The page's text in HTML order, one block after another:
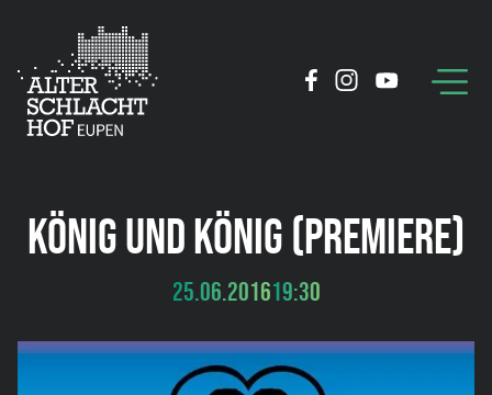
KÖNIG UND KÖNIG (PREMIERE)
25.06.201619:30